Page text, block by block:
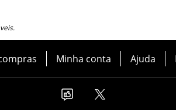
Minha conta Ajuda